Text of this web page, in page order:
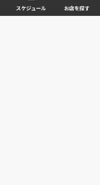
スケジュール お店を探す